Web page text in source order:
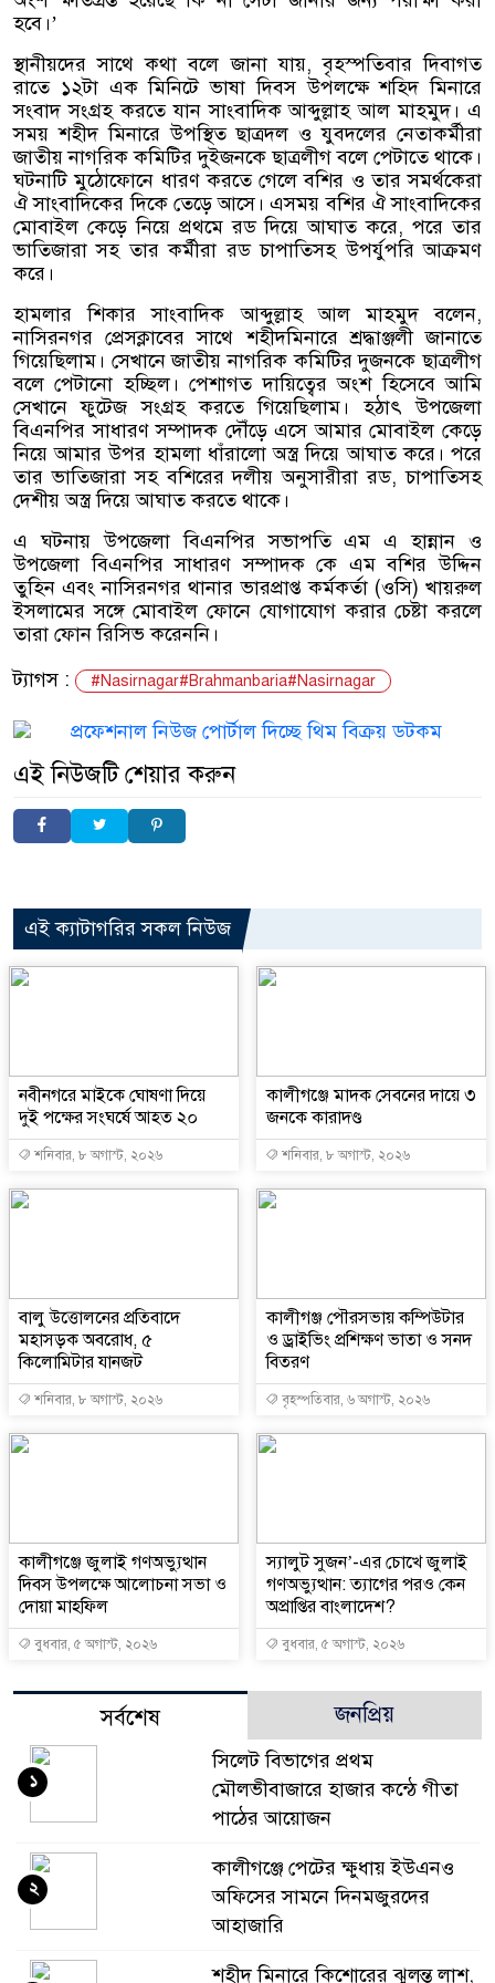
হবে।’
স্থানীয়দের সাথে কথা বলে জানা যায়, বৃহস্পতিবার দিবাগত
রাতে ১২টা এক মিনিটে ভাষা দিবস উপলক্ষে শহিদ মিনারে
সংবাদ সংগ্রহ করতে যান সাংবাদিক আব্দুল্লাহ আল মাহমুদ। এ
সময় শহীদ মিনারে উপস্থিত ছাত্রদল ও যুবদলের নেতাকর্মীরা
জাতীয় নাগরিক কমিটির দুইজনকে ছাত্রলীগ বলে পেটাতে থাকে।
ঘটনাটি মুঠোফোনে ধারণ করতে গেলে বশির ও তার সমর্থকেরা
ঐ সাংবাদিকের দিকে তেড়ে আসে। এসময় বশির ঐ সাংবাদিকের
মোবাইল কেড়ে নিয়ে প্রথমে রড দিয়ে আঘাত করে, পরে তার
ভাতিজারা সহ তার কর্মীরা রড চাপাতিসহ উপর্যুপরি আক্রমণ
করে।
হামলার শিকার সাংবাদিক আব্দুল্লাহ আল মাহমুদ বলেন,
নাসিরনগর প্রেসক্লাবের সাথে শহীদমিনারে শ্রদ্ধাঞ্জলী জানাতে
গিয়েছিলাম। সেখানে জাতীয় নাগরিক কমিটির দুজনকে ছাত্রলীগ
বলে পেটানো হচ্ছিল। পেশাগত দায়িত্বের অংশ হিসেবে আমি
সেখানে ফুটেজ সংগ্রহ করতে গিয়েছিলাম। হঠাৎ উপজেলা
বিএনপির সাধারণ সম্পাদক দৌঁড়ে এসে আমার মোবাইল কেড়ে
নিয়ে আমার উপর হামলা ধাঁরালো অস্ত্র দিয়ে আঘাত করে। পরে
তার ভাতিজারা সহ বশিরের দ্লীয় অনুসারীরা রড, চাপাতিসহ
দেশীয় অস্ত্র দিয়ে আঘাত করতে থাকে।
এ ঘটনায় উপজেলা বিএনপির সভাপতি এম এ হান্নান ও
উপজেলা বিএনপির সাধারণ সম্পাদক কে এম বশির উদ্দিন
তুহিন এবং নাসিরনগর থানার ভারপ্রাপ্ত কর্মকর্তা (ওসি) খায়রুল
ইসলামের সঙ্গে মোবাইল ফোনে যোগাযোগ করার চেষ্টা করলে
তারা ফোন রিসিভ করেননি।
ট্যাগস :
#Nasirnagar#Brahmanbaria#Nasirnagar
এই নিউজটি শেয়ার করুন
এই ক্যাটাগরির সকল নিউজ
নবীনগরে মাইকে ঘোষণা দিয়ে
দুই পক্ষের সংঘর্ষে আহত ২০
শনিবার, ৮ অগাস্ট, ২০২৬
কালীগঞ্জে মাদক সেবনের দায়ে ৩
জনকে কারাদণ্ড
শনিবার, ৮ অগাস্ট, ২০২৬
বালু উত্তোলনের প্রতিবাদে
মহাসড়ক অবরোধ, ৫
কিলোমিটার যানজট
শনিবার, ৮ অগাস্ট, ২০২৬
কালীগঞ্জ পৌরসভায় কম্পিউটার
ও ড্রাইভিং প্রশিক্ষণ ভাতা ও সনদ
বিতরণ
বৃহস্পতিবার, ৬ অগাস্ট, ২০২৬
কালীগঞ্জে জুলাই গণঅভ্যুত্থান
দিবস উপলক্ষে আলোচনা সভা ও
দোয়া মাহফিল
বুধবার, ৫ অগাস্ট, ২০২৬
স্যালুট সুজন’-এর চোখে জুলাই
গণঅভ্যুত্থান: ত্যাগের পরও কেন
অপ্রাপ্তির বাংলাদেশ?
বুধবার, ৫ অগাস্ট, ২০২৬
সর্বশেষ জনপ্রিয়
সিলেট বিভাগের প্রথম
মৌলভীবাজারে হাজার কন্ঠে গীতা
পাঠের আয়োজন
১
কালীগঞ্জে পেটের ক্ষুধায় ইউএনও
অফিসের সামনে দিনমজুরদের
আহাজারি
২
শহীদ মিনারে কিশোরের ঝুলন্ত লাশ,